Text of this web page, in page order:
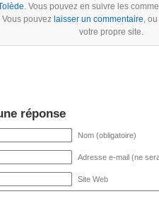
. Vous pouvez en suivre les
Vous pouvez laisser un commentaire, ou
votre propre site.
réponse
Nom (obligatoire)
Adresse e-mail (ne
Site Web